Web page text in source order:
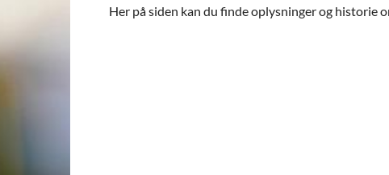
Her på siden kan du finde oplysninger og historie